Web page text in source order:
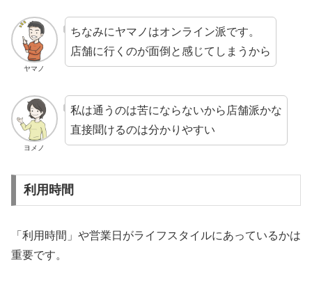
ヤマノ
ちなみにヤマノはオンライン派です。
店舗に行くのが面倒と感じてしまうから
ヨメノ
私は通うのは苦にならないから店舗派かな
直接聞けるのは分かりやすい
利用時間
「利用時間」や営業日がライフスタイルにあっているかは
重要です。